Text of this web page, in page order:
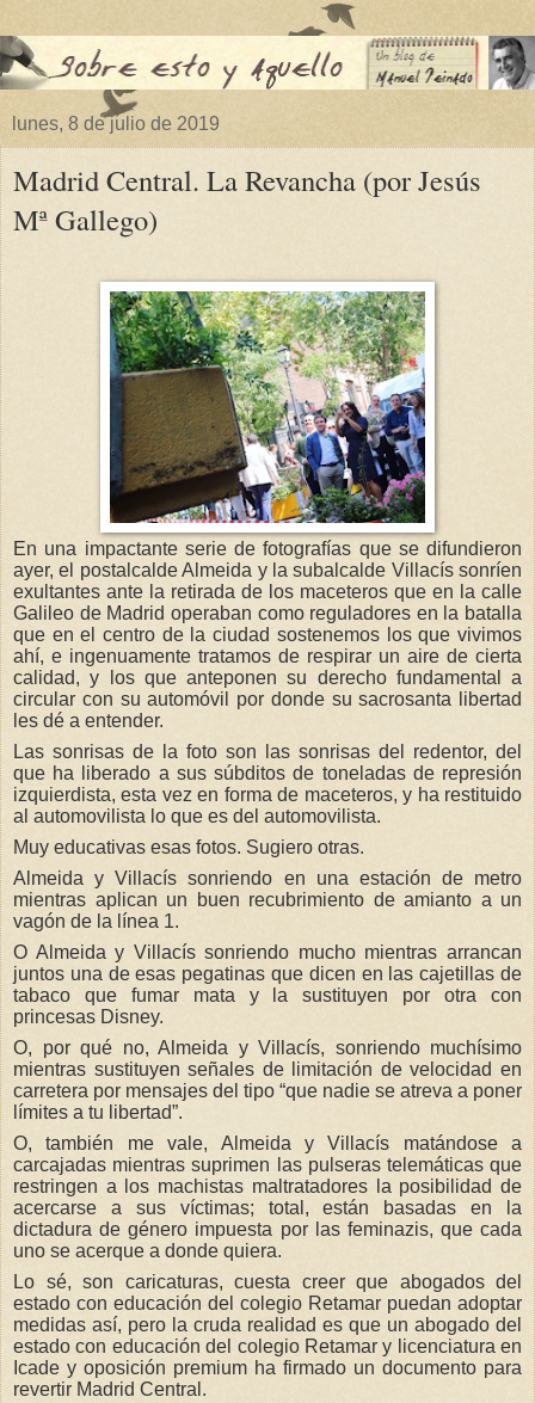
lunes, 8 de julio de 2019
Madrid Central. La Revancha (por Jesús
Mª Gallego)
En una impactante serie de fotografías que se difundieron
ayer, el postalcalde Almeida y la subalcalde Villacís sonríen
exultantes ante la retirada de los maceteros que en la calle
Galileo de Madrid operaban como reguladores en la batalla
que en el centro de la ciudad sostenemos los que vivimos
ahí, e ingenuamente tratamos de respirar un aire de cierta
calidad, y los que anteponen su derecho fundamental a
circular con su automóvil por donde su sacrosanta libertad
les dé a entender.
Las sonrisas de la foto son las sonrisas del redentor, del
que ha liberado a sus súbditos de toneladas de represión
izquierdista, esta vez en forma de maceteros, y ha restituido
al automovilista lo que es del automovilista.
Muy educativas esas fotos. Sugiero otras.
Almeida y Villacís sonriendo en una estación de metro
mientras aplican un buen recubrimiento de amianto a un
vagón de la línea 1.
O Almeida y Villacís sonriendo mucho mientras arrancan
juntos una de esas pegatinas que dicen en las cajetillas de
tabaco que fumar mata y la sustituyen por otra con
princesas Disney.
O, por qué no, Almeida y Villacís, sonriendo muchísimo
mientras sustituyen señales de limitación de velocidad en
carretera por mensajes del tipo “que nadie se atreva a poner
límites a tu libertad”.
O, también me vale, Almeida y Villacís matándose a
carcajadas mientras suprimen las pulseras telemáticas que
restringen a los machistas maltratadores la posibilidad de
acercarse a sus víctimas; total, están basadas en la
dictadura de género impuesta por las feminazis, que cada
uno se acerque a donde quiera.
Lo sé, son caricaturas, cuesta creer que abogados del
estado con educación del colegio Retamar puedan adoptar
medidas así, pero la cruda realidad es que un abogado del
estado con educación del colegio Retamar y licenciatura en
Icade y oposición premium ha firmado un documento para
revertir Madrid Central.